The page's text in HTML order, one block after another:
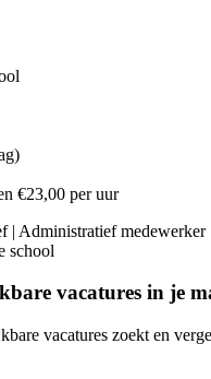
€23,00 per uur
| Administratief medewerker
school
vacatures in je
vacatures zoekt en